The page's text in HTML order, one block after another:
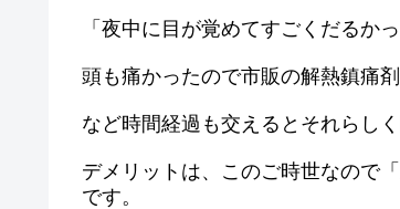
「夜中に目が覚めてすごくだるか
頭も痛かったので市販の解熱鎮痛
など時間経過も交えるとそれらし
デメリットは、このご時世なので
です。